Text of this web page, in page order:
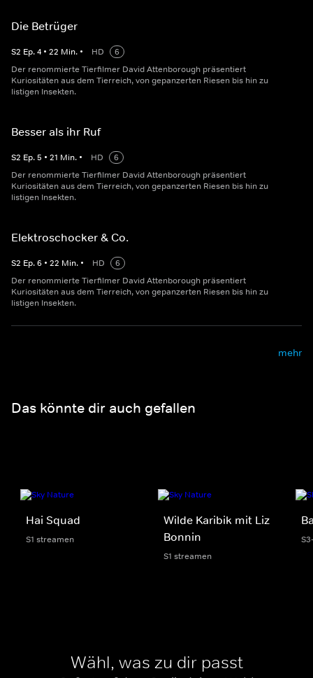
Die Betrüger
S2 Ep.4 • 22 Min. • HD
6
Der renommierte Tierfilmer David Attenborough präsentiert
Kuriositäten aus dem Tierreich, von gepanzerten Riesen bis hin zu
listigen Insekten.
Besser als ihr Ruf
S2 Ep.5 • 21 Min. • HD
6
Der renommierte Tierfilmer David Attenborough präsentiert
Kuriositäten aus dem Tierreich, von gepanzerten Riesen bis hin zu
listigen Insekten.
Elektroschocker & Co.
S2 Ep.6 • 22 Min. • HD
6
Der renommierte Tierfilmer David Attenborough präsentiert
Kuriositäten aus dem Tierreich, von gepanzerten Riesen bis hin zu
listigen Insekten.
mehr
Das könnte dir auch gefallen
Hai Squad
S1 streamen
Wilde Karibik mit Liz
Bonnin
S1 streamen
Wähl, was zu dir passt